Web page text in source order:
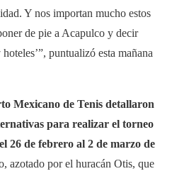
Y nos importan mucho estos
de pie a Acapulco y decir
puntualizó esta mañana
Mexicano de Tenis detallaron
para realizar el torneo
26 de febrero al 2 de marzo de
azotado por el huracán Otis, que